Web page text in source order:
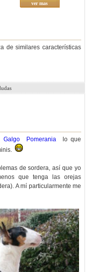
ver mas
de similares características
Galgo Pomeranialo que
de sordera, así que yo
que tenga las orejas
A mí particularmente me